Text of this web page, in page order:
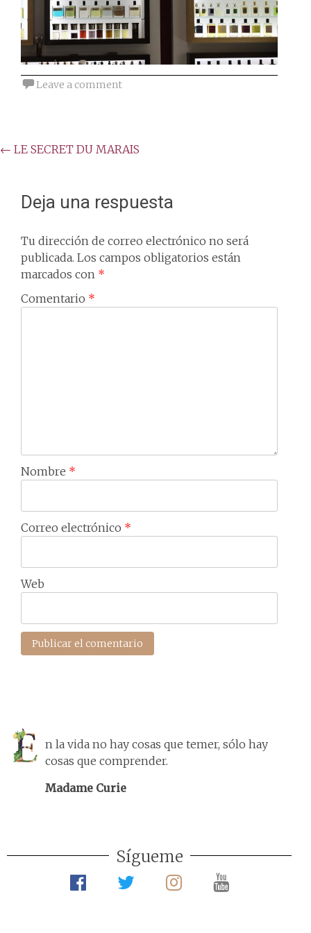
Leave a comment
Post
← LE SECRET DU MARAIS
Deja una respuesta
Tu dirección de correo electrónico no será
publicada. Los campos obligatorios están
marcados con *
Comentario *
Nombre *
Correo electrónico *
Web
n la vida no hay cosas que temer, sólo hay
cosas que comprender.
Madame Curie
Sígueme